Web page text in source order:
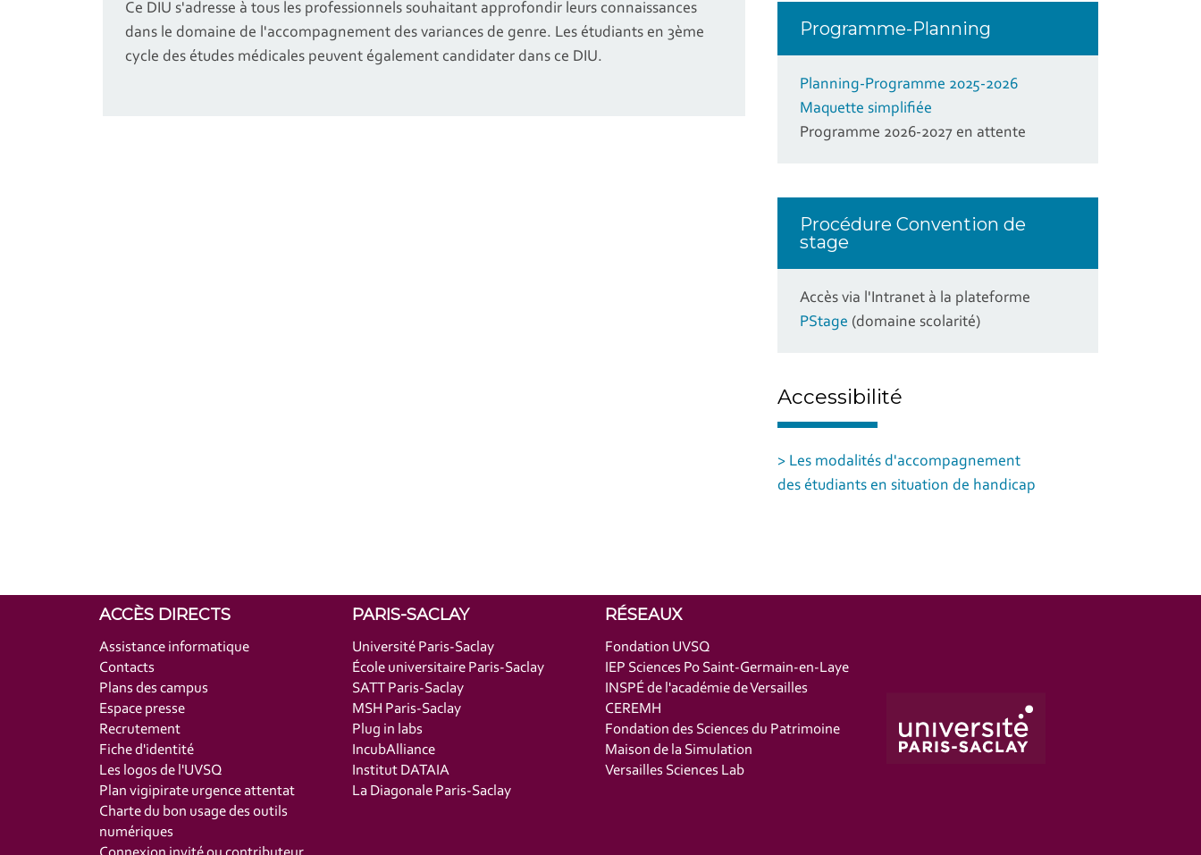
Ce DIU s'adresse à tous les professionnels souhaitant approfondir leurs connaissances
dans le domaine de l'accompagnement des variances de genre. Les étudiants en 3ème
cycle des études médicales peuvent également candidater dans ce DIU.
Programme-Planning
Planning-Programme 2025-2026
Maquette simplifiée
Programme 2026-2027 en attente
Procédure Convention de
stage
Accès via l'Intranet à la plateforme
PStage (domaine scolarité)
Accessibilité
> Les modalités d'accompagnement
des étudiants en situation de handicap
ACCÈS DIRECTS
Assistance informatique
Contacts
Plans des campus
Espace presse
Recrutement
Fiche d'identité
Les logos de l'UVSQ
Plan vigipirate urgence attentat
Charte du bon usage des outils
numériques
PARIS-SACLAY
Université Paris-Saclay
École universitaire Paris-Saclay
SATT Paris-Saclay
MSH Paris-Saclay
Plug in labs
IncubAlliance
Institut DATAIA
La Diagonale Paris-Saclay
RÉSEAUX
Fondation UVSQ
IEP Sciences Po Saint-Germain-en-Laye
INSPÉ de l'académie de Versailles
CEREMH
Fondation des Sciences du Patrimoine
Maison de la Simulation
Versailles Sciences Lab